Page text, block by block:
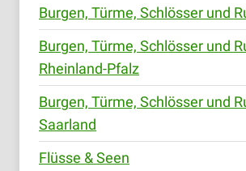
Burgen, Türme, Schlösser und
Burgen, Türme, Schlösser und
Rheinland-Pfalz
Burgen, Türme, Schlösser und
Saarland
Flüsse & Seen